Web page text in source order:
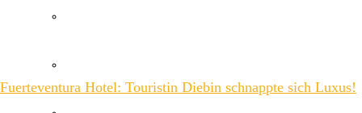
Fuerteventura Hotel: Touristin Diebin schnappte sich Luxus!